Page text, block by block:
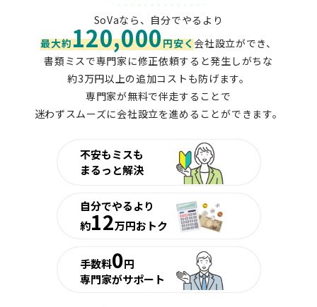
SoVaなら、自分でやるより
最大約120,000円安く会社設立ができ、
書類ミスで専門家に修正依頼すると発生しがちな
約3万円以上の追加コストも防げます。
専門家が無料で伴走することで
迷わずスムーズに会社設立を進めることができます。
不安もミスも
まるっと解決
自分でやるより
約12万円おトク
手数料0円
専門家がサポート